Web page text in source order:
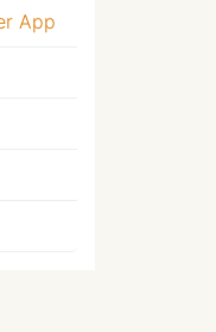
App